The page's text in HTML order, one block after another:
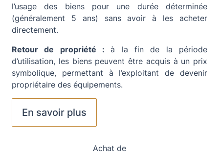
l’usage des biens pour une durée déterminée
(généralement 5 ans) sans avoir à les acheter
directement.
Retour de propriété :à la fin de la période
d’utilisation, les biens peuvent être acquis à un prix
symbolique, permettant à l’exploitant de devenir
propriétaire des équipements.
En savoir plus
Achat de